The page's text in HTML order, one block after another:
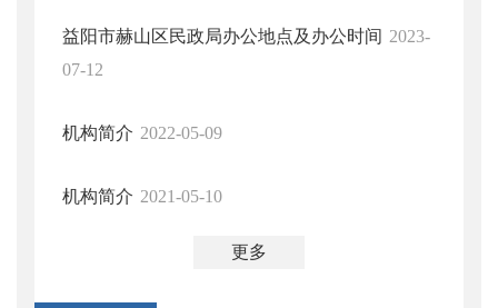
益阳市赫山区民政局办公地点及办公时间 2023-
07-12
机构简介 2022-05-09
机构简介 2021-05-10
更多